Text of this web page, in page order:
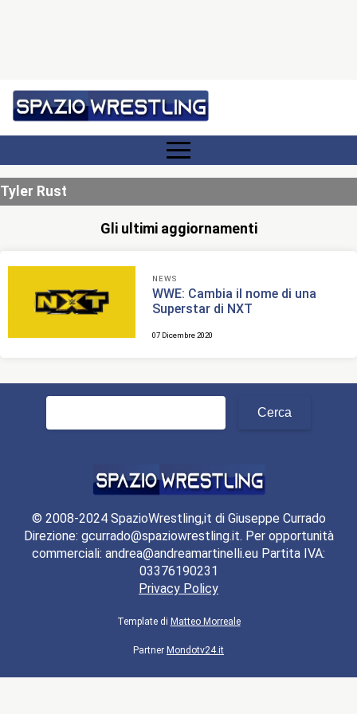
Tyler Rust
Gli ultimi aggiornamenti
NEWS
WWE: Cambia il nome di una
Superstar di NXT
07 Dicembre 2020
Ricerca
© 2008-2024 SpazioWrestling,it di Giuseppe Currado
Direzione: gcurrado@spaziowrestling.it. Per opportunità
commerciali: andrea@andreamartinelli.eu Partita IVA:
03376190231
Privacy Policy
Template di Matteo Morreale
Partner Mondotv24.it